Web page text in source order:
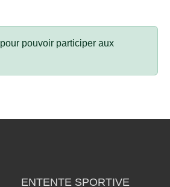
pour pouvoir participer aux
ENTENTE SPORTIVE